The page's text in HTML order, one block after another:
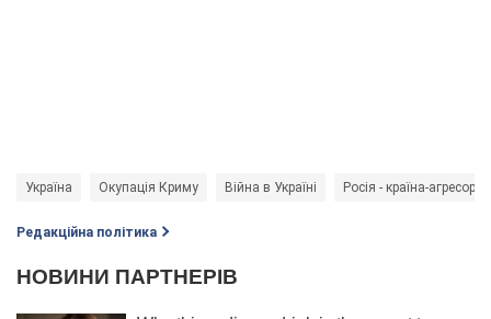
Україна Окупація Криму Війна в Україні Росія - країна-агресор
Редакційна політика